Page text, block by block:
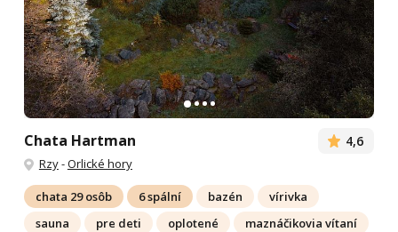
Chata Hartman 4,6
Rzy-Orlické hory
chata 29 osôb 6 spální bazén
vírivka
sauna
pre deti oplotené
maznáčikovia vítaní